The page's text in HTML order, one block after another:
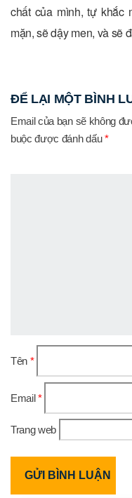
chất của mình, tự khắc
mặn, sẽ dậy men, và sẽ
ĐỂ LẠI MỘT BÌNH
Email của bạn sẽ không
buộc được đánh dấu*
Tên *
Email*
Trang web